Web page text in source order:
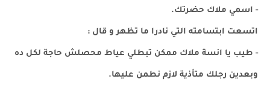
- اسمي ملاك حضرتك.
اتسعت ابتسامته التي نادرا ما تظهر و قال :
- طيب يا انسة ملاك ممكن تبطلي عياط محصلش حاجة لكل ده
وبعدين رجلك متأذية لازم نطمن عليها.